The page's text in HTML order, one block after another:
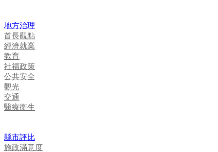
地方治理
首長觀點
經濟就業
教育
社福政策
公共安全
觀光
交通
醫療衛生
縣市評比
施政滿意度